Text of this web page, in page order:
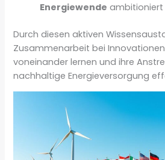
Energiewende ambitioniert
Durch diesen aktiven
Zusammenarbeit bei
voneinander lernen und ihre
nachhaltige Energieversorgung